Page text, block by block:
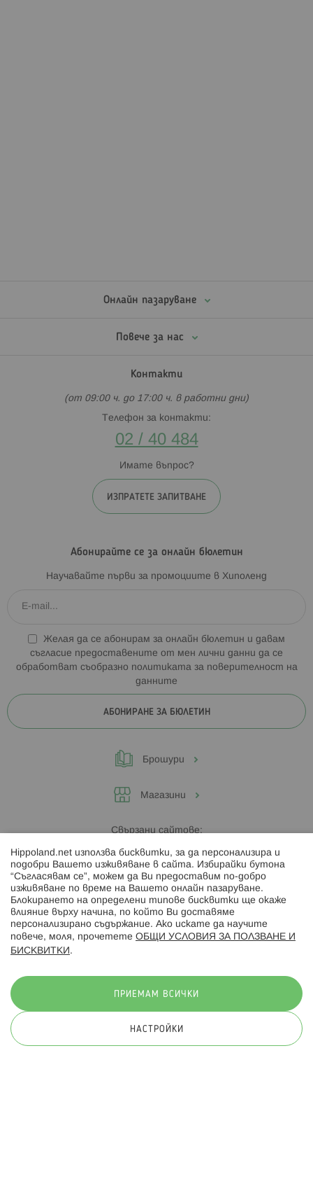
Онлайн пазаруване
Повече за нас
Контакти
(от 09:00 ч. до 17:00 ч. в работни дни)
Телефон за контакти:
02 / 40 484
Имате въпрос?
ИЗПРАТЕТЕ ЗАПИТВАНЕ
Абонирайте се за онлайн бюлетин
Научавайте първи за промоциите в Хиполенд
Желая да се абонирам за онлайн бюлетин и давам
съгласие предоставените от мен лични данни да се
обработват съобразно политиката за поверителност на
данните
АБОНИРАНЕ ЗА БЮЛЕТИН
Брошури
Магазини
Свързани сайтове:
Hippoland.ro
Последвайте ни:
© 2026 Hippoland.net. Всички права запазени
Hippoland.net използва бисквитки, за да персонализира и
подобри Вашето изживяване в сайта. Избирайки бутона
“Съгласявам се”, можем да Ви предоставим по-добро
изживяване по време на Вашето онлайн пазаруване.
Блокирането на определени типове бисквитки ще окаже
влияние върху начина, по който Ви доставяме
персонализирано съдържание. Ако искате да научите
повече, моля, прочетете ОБЩИ УСЛОВИЯ ЗА ПОЛЗВАНЕ И
БИСКВИТКИ .
ПРИЕМАМ ВСИЧКИ
НАСТРОЙКИ